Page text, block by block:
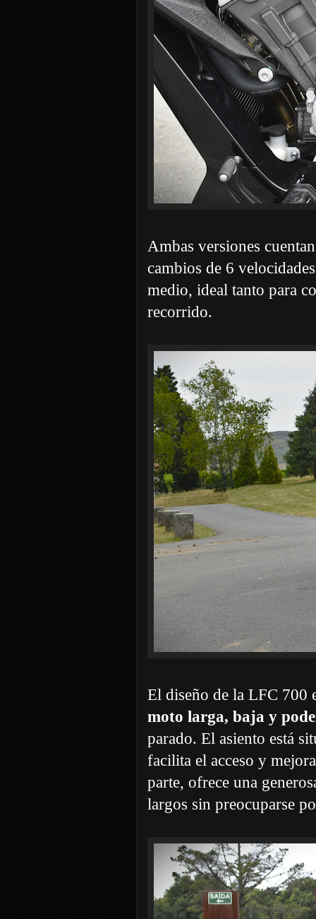
Ambas versiones
cambios de 6
medio, ideal tanto para
recorrido.
El diseño de la LFC 700
moto larga, baja y
parado. El asiento está
facilita el acceso y
parte, ofrece una
largos sin preocuparse